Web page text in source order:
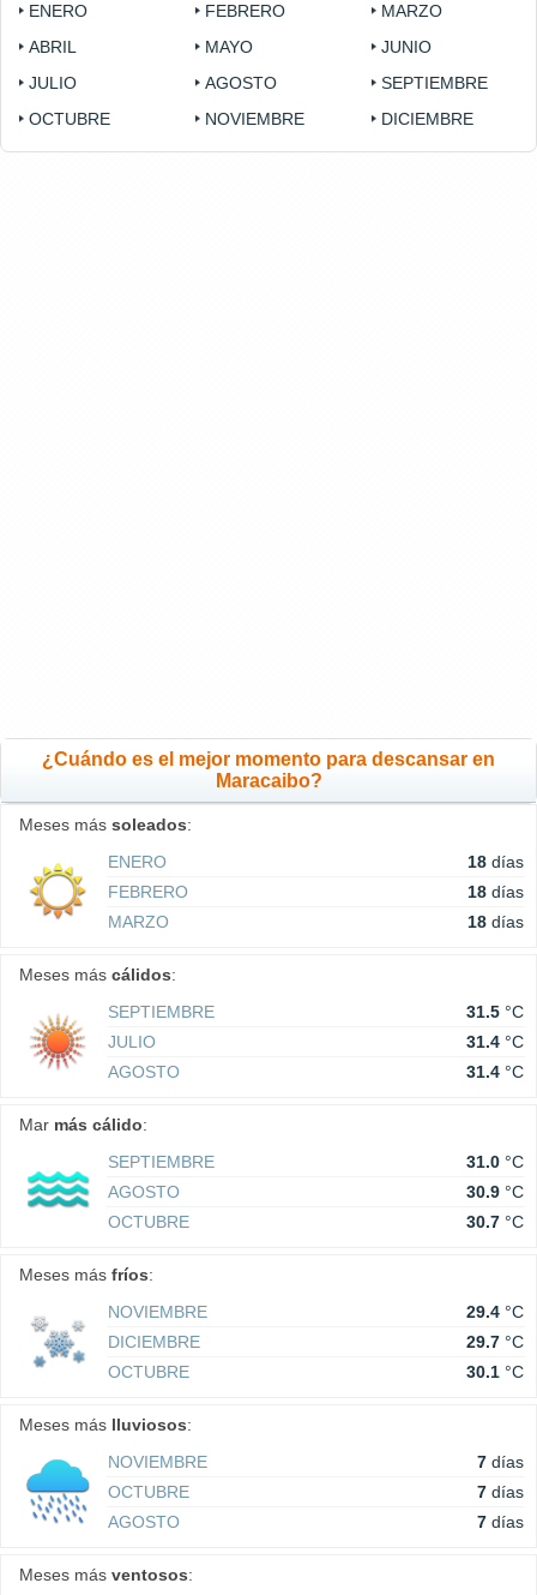
ENERO FEBRERO
MARZO
ABRIL
MAYO
JUNIO
JULIO
AGOSTO
SEPTIEMBRE
OCTUBRE
NOVIEMBRE DICIEMBRE
¿Cuándo es el mejor momento para descansar en
Maracaibo?
Meses más soleados:
ENERO
18 días
FEBRERO
18 días
MARZO
18 días
Meses más cálidos:
SEPTIEMBRE
31.5 °C
JULIO
31.4 °C
AGOSTO
31.4 °C
Mar más cálido:
SEPTIEMBRE
31.0 °C
AGOSTO
30.9 °C
OCTUBRE
30.7 °C
Meses más fríos:
NOVIEMBRE
29.4 °C
DICIEMBRE
29.7 °C
OCTUBRE
30.1 °C
Meses más lluviosos:
NOVIEMBRE
7 días
OCTUBRE
7 días
AGOSTO
7 días
Meses más ventosos: